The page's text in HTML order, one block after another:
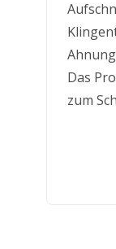
Das
zum